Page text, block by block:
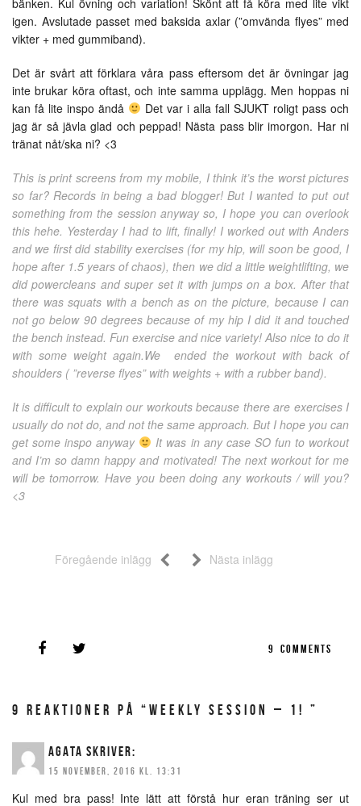
igen. Avslutade passet med baksida axlar (”omvända flyes” med
vikter + med gummiband).
Det är svårt att förklara våra pass eftersom det är övningar jag
inte brukar köra oftast, och inte samma upplägg. Men hoppas ni
kan få lite inspo ändå
Det var i alla fall SJUKT roligt pass och
jag är så jävla glad och peppad! Nästa pass blir imorgon. Har ni
tränat nåt/ska ni? <3
This is print screens from my mobile, I think it’s the worst pictures
so far? Records in being a bad blogger! But I wanted to put out
something from the session anyway so, I hope you can overlook
this hehe. Yesterday I had to lift, finally! I worked out with Anders
and we first did stability exercises (for my hip, will soon be good, I
hope after 1.5 years of chaos), then we did a little weightlifting, we
did powercleans and super set it with jumps on a box. After that
there was squats with a bench as on the picture, because I can
not go below 90 degrees because of my hip I did it and touched
the bench instead. Fun exercise and nice variety! Also nice to do it
with some weight again.We ended the workout with back of
shoulders ( ”reverse flyes” with weights + with a rubber band).
It is difficult to explain our workouts because there are exercises I
usually do not do, and not the same approach. But I hope you can
get some inspo anyway
It was in any case SO fun to workout
and I’m so damn happy and motivated! The next workout for me
will be tomorrow. Have you been doing any workouts / will you?
<3
Föregående inlägg Nästa inlägg
9 COMMENTS
9 REAKTIONER PÅ “WEEKLY SESSION – 1! ”
AGATA SKRIVER:
15 NOVEMBER, 2016 KL. 13:31
Kul med bra pass! Inte lätt att förstå hur eran träning ser ut